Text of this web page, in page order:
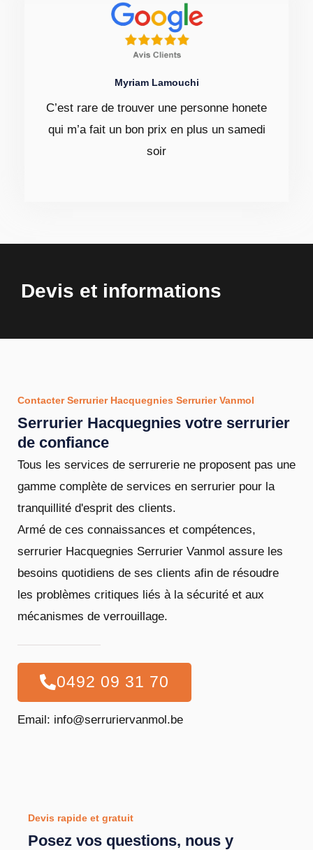
Myriam Lamouchi
C’est rare de trouver une personne honete
qui m’a fait un bon prix en plus un samedi
soir
Devis et informations
Contacter Serrurier Hacquegnies Serrurier Vanmol
Serrurier Hacquegnies votre serrurier
de confiance
Tous les services de serrurerie ne proposent pas une
gamme complète de services en serrurier pour la
tranquillité d'esprit des clients.
Armé de ces connaissances et compétences,
serrurier Hacquegnies Serrurier Vanmol assure les
besoins quotidiens de ses clients afin de résoudre
les problèmes critiques liés à la sécurité et aux
mécanismes de verrouillage.
0492 09 31 70
Email: info@serruriervanmol.be
Devis rapide et gratuit
Posez vos questions, nous y